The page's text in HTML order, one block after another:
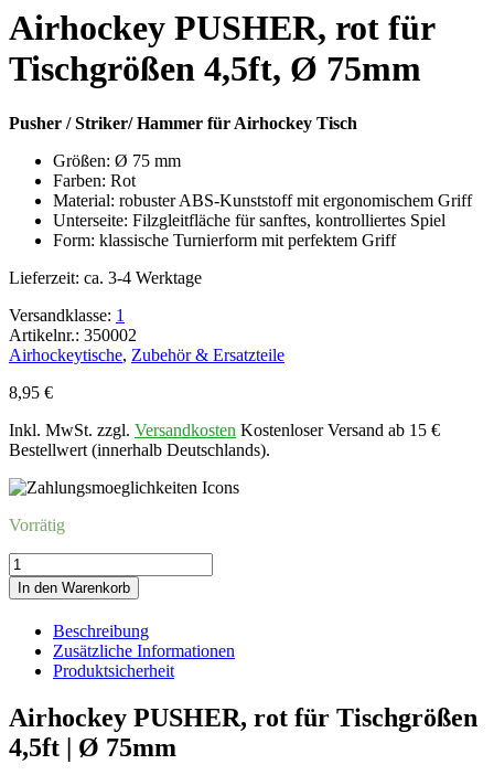
Tischgrößen
4,5ft,
Ø
75mm
Airhockey PUSHER, rot für
Tischgrößen 4,5ft, Ø 75mm
Pusher / Striker/ Hammer für Airhockey Tisch
Größen: Ø 75 mm
Farben: Rot
Material: robuster ABS-Kunststoff mit ergonomischem Griff
Unterseite: Filzgleitfläche für sanftes, kontrolliertes Spiel
Form: klassische Turnierform mit perfektem Griff
Lieferzeit: ca. 3-4 Werktage
Versandklasse: 1
Artikelnr.: 350002
Airhockeytische, Zubehör & Ersatzteile
8,95 €
Inkl. MwSt. zzgl. Versandkosten Kostenloser Versand ab 15 €
Bestellwert (innerhalb Deutschlands).
Vorrätig
Airhockey
PUSHER,
rot
Tischgrößen
4,5ft,
Menge
In den Warenkorb
Beschreibung
Zusätzliche Informationen
Produktsicherheit
Airhockey PUSHER, rot für Tischgrößen
4,5ft | Ø 75mm